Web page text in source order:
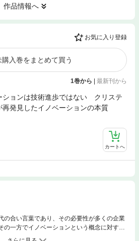
作品情報へ
お気に入り登録
購入巻をまとめて買う
1巻から 最新刊から
ションは技術進歩ではない クリステ
再発見したイノベーションの本質
カートへ
の合い言葉であり、その必要性が多くの企業
の一方でイノベーションという概念に対する
る。イノベーションは技術進歩ではない。